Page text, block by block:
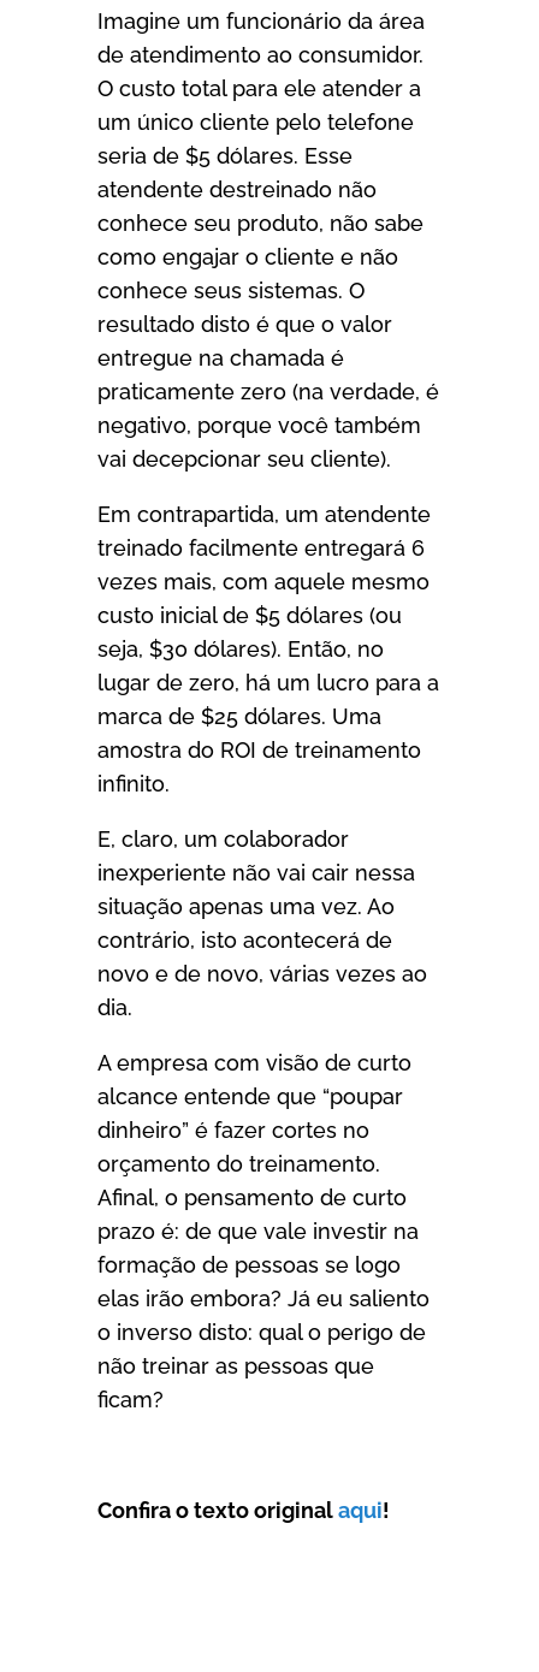
Imagine um funcionário da área
de atendimento ao consumidor.
O custo total para ele atender a
um único cliente pelo telefone
seria de $5 dólares. Esse
atendente destreinado não
conhece seu produto, não sabe
como engajar o cliente e não
conhece seus sistemas. O
resultado disto é que o valor
entregue na chamada é
praticamente zero (na verdade, é
negativo, porque você também
vai decepcionar seu cliente).
Em contrapartida, um atendente
treinado facilmente entregará 6
vezes mais, com aquele mesmo
custo inicial de $5 dólares (ou
seja, $30 dólares). Então, no
lugar de zero, há um lucro para a
marca de $25 dólares. Uma
amostra do ROI de treinamento
infinito.
E, claro, um colaborador
inexperiente não vai cair nessa
situação apenas uma vez. Ao
contrário, isto acontecerá de
novo e de novo, várias vezes ao
dia.
A empresa com visão de curto
alcance entende que “poupar
dinheiro” é fazer cortes no
orçamento do treinamento.
Afinal, o pensamento de curto
prazo é: de que vale investir na
formação de pessoas se logo
elas irão embora? Já eu saliento
o inverso disto: qual o perigo de
não treinar as pessoas que
ficam?
Confira o texto originalaqui!